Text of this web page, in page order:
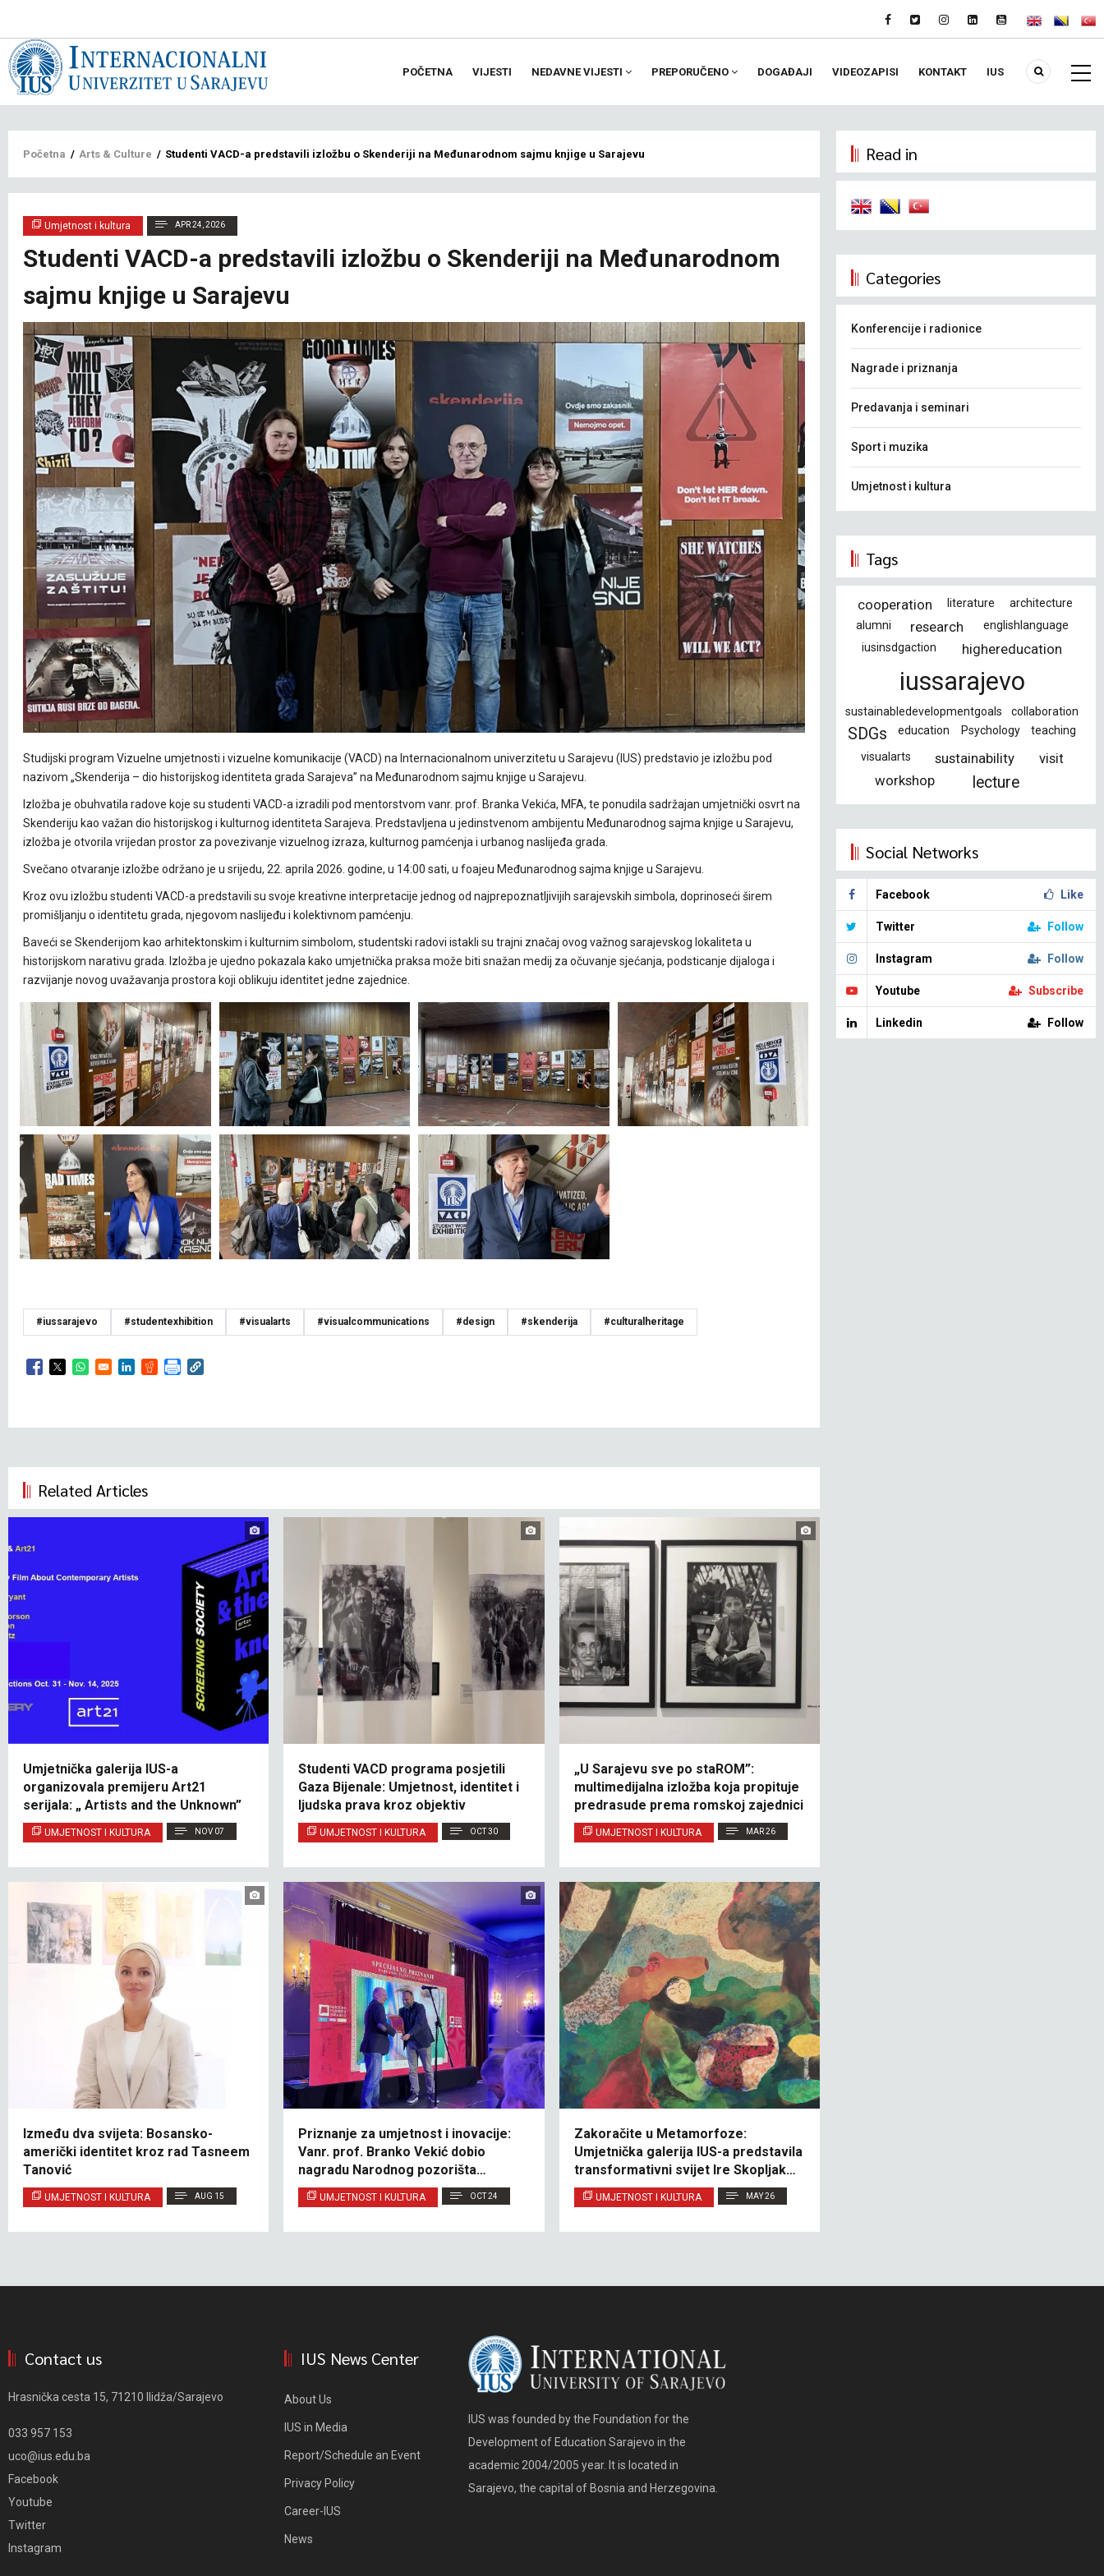
POČETNA VIJESTI NEDAVNE VIJESTI PREPORUČENO DOGAĐAJI VIDEOZAPISI KONTAKT IUS
Breadcrumb
Početna / Arts & Culture / Studenti VACD-a predstavili izložbu o Skenderiji na Međunarodnom sajmu knjige u Sarajevu
Umjetnost i kultura APR 24, 2026
Studenti VACD-a predstavili izložbu o Skenderiji na Međunarodnom
sajmu knjige u Sarajevu
Studijski program Vizuelne umjetnosti i vizuelne komunikacije (VACD) na Internacionalnom univerzitetu u Sarajevu (IUS) predstavio je izložbu pod
nazivom „Skenderija – dio historijskog identiteta grada Sarajeva” na Međunarodnom sajmu knjige u Sarajevu.
Izložba je obuhvatila radove koje su studenti VACD-a izradili pod mentorstvom vanr. prof. Branka Vekića, MFA, te ponudila sadržajan umjetnički osvrt na
Skenderiju kao važan dio historijskog i kulturnog identiteta Sarajeva. Predstavljena u jedinstvenom ambijentu Međunarodnog sajma knjige u Sarajevu,
izložba je otvorila vrijedan prostor za povezivanje vizuelnog izraza, kulturnog pamćenja i urbanog naslijeđa grada.
Svečano otvaranje izložbe održano je u srijedu, 22. aprila 2026. godine, u 14:00 sati, u foajeu Međunarodnog sajma knjige u Sarajevu.
Kroz ovu izložbu studenti VACD-a predstavili su svoje kreativne interpretacije jednog od najprepoznatljivijih sarajevskih simbola, doprinoseći širem
promišljanju o identitetu grada, njegovom naslijeđu i kolektivnom pamćenju.
Baveći se Skenderijom kao arhitektonskim i kulturnim simbolom, studentski radovi istakli su trajni značaj ovog važnog sarajevskog lokaliteta u
historijskom narativu grada. Izložba je ujedno pokazala kako umjetnička praksa može biti snažan medij za očuvanje sjećanja, podsticanje dijaloga i
razvijanje novog uvažavanja prostora koji oblikuju identitet jedne zajednice.
#iussarajevo #studentexhibition #visualarts #visualcommunications #design #skenderija #culturalheritage
Opens in a new window
Opens in a new window
Opens in a new window
Opens in a new window
Opens in a new window
Related Articles
Umjetnička galerija IUS-a
organizovala premijeru Art21
serijala: „ Artists and the Unknown”
UMJETNOST I KULTURA NOV 07
Studenti VACD programa posjetili
Gaza Bijenale: Umjetnost, identitet i
ljudska prava kroz objektiv
UMJETNOST I KULTURA OCT 30
„U Sarajevu sve po staROM”:
multimedijalna izložba koja propituje
predrasude prema romskoj zajednici
UMJETNOST I KULTURA MAR 26
Između dva svijeta: Bosansko-
američki identitet kroz rad Tasneem
Tanović
UMJETNOST I KULTURA AUG 15
Priznanje za umjetnost i inovacije:
Vanr. prof. Branko Vekić dobio
nagradu Narodnog pozorišta
Sarajevo
UMJETNOST I KULTURA OCT 24
Zakoračite u Metamorfoze:
Umjetnička galerija IUS-a predstavila
transformativni svijet Ire Skopljak-
Viteškić
UMJETNOST I KULTURA MAY 26
Read in
Categories
Konferencije i radionice
Nagrade i priznanja
Predavanja i seminari
Sport i muzika
Umjetnost i kultura
Tags
cooperation literature
architecture
alumni
research
englishlanguage
iusinsdgaction
highereducation
iussarajevo
sustainabledevelopmentgoals collaboration
SDGs education Psychology
teaching
visualarts
sustainability
visit
workshop
lecture
Social Networks
Facebook Like
Twitter Follow
Instagram Follow
Youtube Subscribe
Linkedin Follow
Contact us
Hrasnička cesta 15, 71210 Ilidža/Sarajevo
033 957 153
uco@ius.edu.ba
Facebook
Youtube
Twitter
Instagram
IUS News Center
About Us
IUS in Media
Report/Schedule an Event
Privacy Policy
Career-IUS
News
IUS was founded by the Foundation for the
Development of Education Sarajevo in the
academic 2004/2005 year. It is located in
Sarajevo, the capital of Bosnia and Herzegovina.